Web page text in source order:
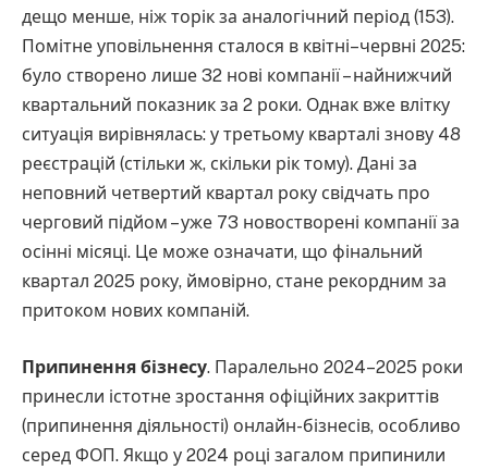
дещо менше, ніж торік за аналогічний період (153).
Помітне уповільнення сталося в квітні–червні 2025:
було створено лише 32 нові компанії – найнижчий
квартальний показник за 2 роки. Однак вже влітку
ситуація вирівнялась: у третьому кварталі знову 48
реєстрацій (стільки ж, скільки рік тому). Дані за
неповний четвертий квартал року свідчать про
черговий підйом – уже 73 новостворені компанії за
осінні місяці. Це може означати, що фінальний
квартал 2025 року, ймовірно, стане рекордним за
притоком нових компаній.
Припинення бізнесу. Паралельно 2024–2025 роки
принесли істотне зростання офіційних закриттів
(припинення діяльності) онлайн-бізнесів, особливо
серед ФОП. Якщо у 2024 році загалом припинили